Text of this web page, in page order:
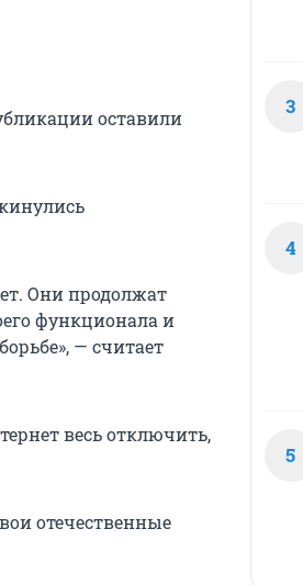
оставили
Они продолжат
функционала и
— считает
весь отключить,
отечественные
3
4
5